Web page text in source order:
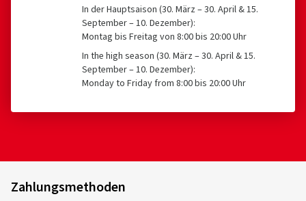
In der Hauptsaison (30. März – 30. April & 15.
September – 10. Dezember):
Montag bis Freitag von 8:00 bis 20:00 Uhr
In the high season (30. März – 30. April & 15.
September – 10. Dezember):
Monday to Friday from 8:00 bis 20:00 Uhr
Zahlungsmethoden